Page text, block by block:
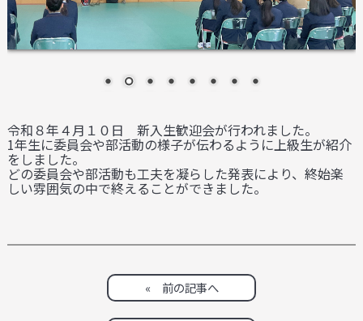
令和８年４月１０日 新入生歓迎会が行われました。
1年生に委員会や部活動の様子が伝わるように上級生が紹介
をしました。
どの委員会や部活動も工夫を凝らした発表により、終始楽
しい雰囲気の中で終えることができました。
« 前の記事へ